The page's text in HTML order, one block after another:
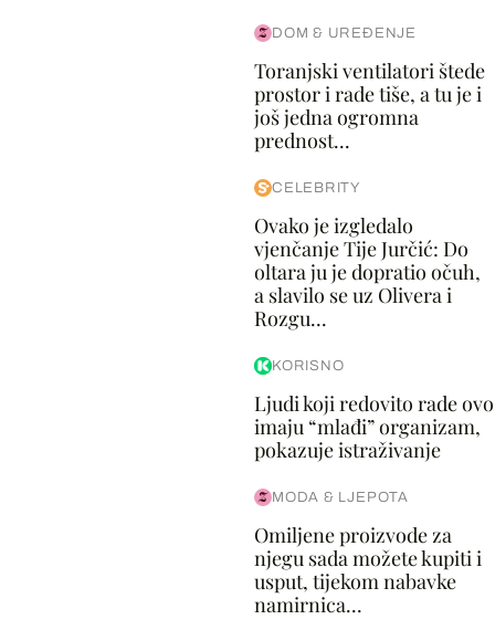
DOM & UREĐENJE
Toranjski ventilatori štede
prostor i rade tiše, a tu je i
još jedna ogromna
prednost...
CELEBRITY
Ovako je izgledalo
vjenčanje Tije Jurčić: Do
oltara ju je dopratio očuh,
a slavilo se uz Olivera i
Rozgu...
KORISNO
Ljudi koji redovito rade ovo
imaju “mlađi” organizam,
pokazuje istraživanje
MODA & LJEPOTA
Omiljene proizvode za
njegu sada možete kupiti i
usput, tijekom nabavke
namirnica...